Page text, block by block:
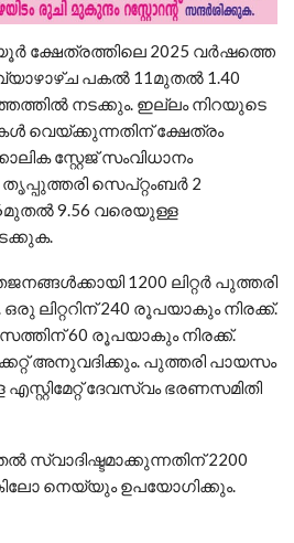
2025 വർഷത്തെ
പകൽ 11മുതൽ 1.40
നടക്കും. ഇല്ലം നിറയുടെ
വെയ്ക്കുന്നതിന് ക്ഷേത്രം
സ്റ്റേജ് സംവിധാനം
സെപ്റ്റംബർ 2
9.56 വരെയുള്ള
1200 ലിറ്റർ പുത്തരി
ലിറ്ററിന് 240 രൂപയാകും നിരക്ക്.
60 രൂപയാകും നിരക്ക്.
അനുവദിക്കും. പുത്തരി പായസം
ദേവസ്വം ഭരണസമിതി
2200
കിലോ നെയ്യും ഉപയോഗിക്കും.